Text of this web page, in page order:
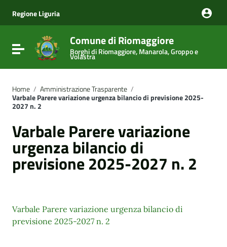
Vai al menu di navigazione
Vai al footer
Regione Liguria
Attiva / disattiva la navigazione
Comune di Riomaggiore
Borghi di Riomaggiore, Manarola, Groppo e
Volastra
Home / Amministrazione Trasparente /
Varbale Parere variazione urgenza bilancio di previsione 2025-
2027 n. 2
Varbale Parere variazione
urgenza bilancio di
previsione 2025-2027 n. 2
Varbale Parere variazione urgenza bilancio di
previsione 2025-2027 n. 2